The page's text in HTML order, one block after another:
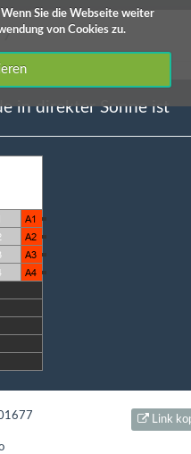
Sie die Webseite weiter
von Cookies zu.
von 848 Einträgen)
in direkter Sonne ist
Link